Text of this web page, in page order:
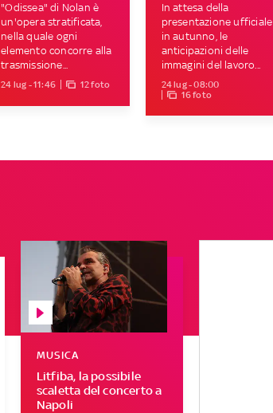
"Odissea" di Nolan è
un'opera stratificata,
nella quale ogni
elemento concorre alla
trasmissione...
24 lug - 11:46 12 foto
In attesa della
presentazione ufficiale
in autunno, le
anticipazioni delle
immagini del lavoro...
24 lug - 08:00
16 foto
Litfiba, la possibile
scaletta del concerto a
Napoli
MUSICA